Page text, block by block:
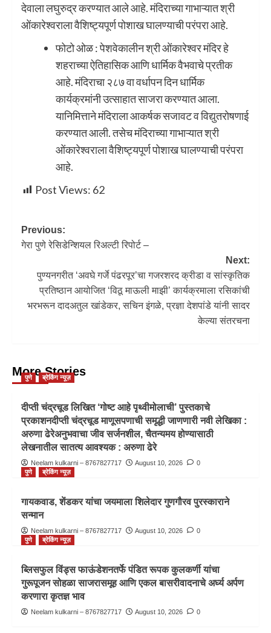
देवाला लघुरुद्र करण्यात आले आहे. मंदिराच्या गाभाऱ्यात श्री
ओंकारेश्वराला वैशिष्ट्यपूर्ण पोशाख घालण्याची परंपरा आहे.
फोटो ओळ : पेशवेकालीन श्री ओंकारेश्वर मंदिर हे
शहराच्या ऐतिहासिक आणि धार्मिक वैभवाचे प्रतीक
आहे. मंदिराचा २८७ वा वर्धापन दिन धार्मिक
कार्यक्रमांनी उत्साहात साजरा करण्यात आला.
यानिमित्ताने मंदिराला आकर्षक सजावट व विद्युतरोषणाई
करण्यात आली. तसेच मंदिराच्या गाभाऱ्यात श्री
ओंकारेश्वराला वैशिष्ट्यपूर्ण पोशाख घालण्याची परंपरा
आहे.
Post Views: 62
Previous:
गेरा पुणे रेसिडेन्शियल रिअल्टी रिपोर्ट –
Next:
पुण्यनगरीत ‌‘अवघे गर्जे पंढरपूर‌’चा गजरशरद क्रीडा व सांस्कृतिक
प्रतिष्ठान आयोजित ‌‘विठू माऊली माझी‌’ कार्यक्रमाला रसिकांची
भरभरून दादअतुल खांडेकर, सचिन इंगळे, प्रज्ञा देशपांडे यांनी सादर
केल्या संतरचना
More Stories
पुणे ब्रेकिंग न्यूज़
दीप्ती चंद्रचूड लिखित ‘गोष्ट आहे पृथ्वीमोलाची’ पुस्तकाचे
प्रकाशनदीप्ती चंद्रचूड माणूसपणाची समृद्धी जाणणारी नवी लेखिका :
अरुणा ढेरेअनुभवाचा जीव सर्जनशील, चैतन्यमय होण्यासाठी
लेखनातील सातत्य आवश्यक : अरुणा ढेरे
Neelam kulkarni – 8767827717 August 10, 2026
0
पुणे
ब्रेकिंग न्यूज़
गायकवाड, शेंडकर यांचा जयमाला शिलेदार गुणगौरव पुरस्काराने
सन्मान
Neelam kulkarni – 8767827717 August 10, 2026
0
पुणे
ब्रेकिंग न्यूज़
ब्लिसफुल विंड्स फाऊंडेशनतर्फे पंडित रूपक कुलकर्णी यांचा
गुरूपूजन सोहळा साजरासमूह आणि एकल बासरीवादनाचे अर्घ्य अर्पण
करणारा कृतज्ञ भाव
Neelam kulkarni – 8767827717 August 10, 2026 0